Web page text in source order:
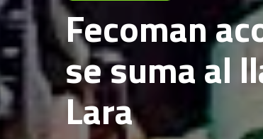
Fecoman
se suma al
Lara